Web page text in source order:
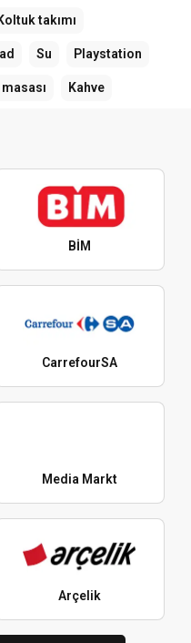
takımı
Su Playstation
Kahve
BİM
CarrefourSA
Media Markt
Arçelik